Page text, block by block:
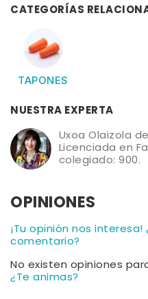
CATEGORÍAS
TAPONES
NUESTRA EXPERTA
Uxoa Olaizola
Licenciada en
colegiado: 900.
OPINIONES
¡Tu opinión nos
comentario?
No existen opiniones
¿Te animas?